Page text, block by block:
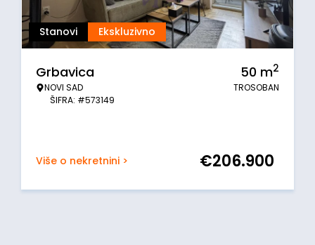
Stanovi Ekskluzivno
Grbavica
NOVI SAD
ŠIFRA: #573149
50 m2
TROSOBAN
Više o nekretnini > €206.900